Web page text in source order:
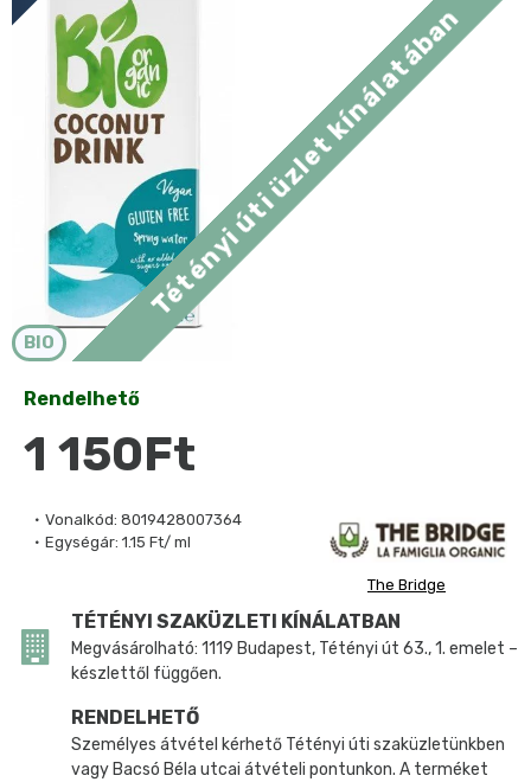
BIO
Tétényi úti üzlet kínálatában
Vonalkód: 8019428007364
Egységár: 1.15 Ft/ ml
The Bridge
Rendelhető
1 150Ft
TÉTÉNYI SZAKÜZLETI KÍNÁLATBAN
Megvásárolható: 1119 Budapest, Tétényi út 63., 1. emelet –
készlettől függően.
RENDELHETŐ
Személyes átvétel kérhető Tétényi úti szaküzletünkben
vagy Bacsó Béla utcai átvételi pontunkon. A terméket